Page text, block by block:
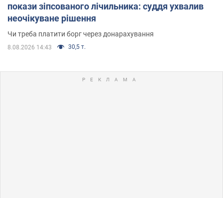
покази зіпсованого лічильника: суддя ухвалив
неочікуване рішення
Чи треба платити борг через донарахування
8.08.2026 14:43 30,5 т.